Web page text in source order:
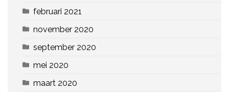
februari 2021
november 2020
september 2020
mei 2020
maart 2020